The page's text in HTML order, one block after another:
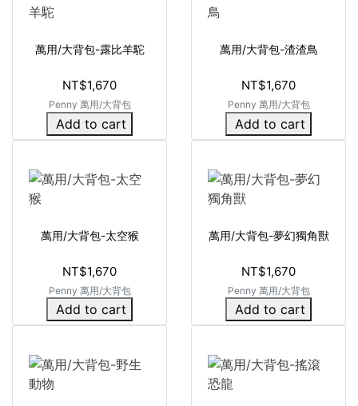
萬用/大背包-露比羊駝
NT$1,670
Penny 萬用/大背包
Add to cart
萬用/大背包-渣渣鳥
NT$1,670
Penny 萬用/大背包
Add to cart
萬用/大背包-太空猴
NT$1,670
Penny 萬用/大背包
Add to cart
萬用/大背包-夢幻獨角獸
NT$1,670
Penny 萬用/大背包
Add to cart